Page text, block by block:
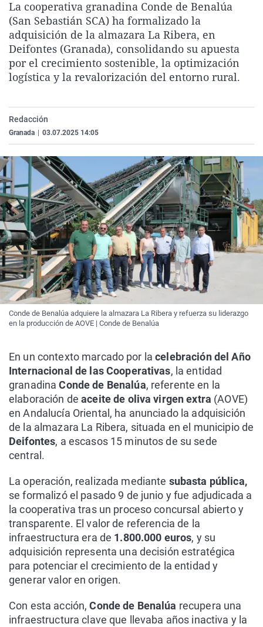
La rosa de los vientos
Gente viajera
Como el perro y el
Caso
Retornados
Equipo de
Operación Viuda
Extremadura
Galicia
La Rioja
Navarra
Virales
Televisión
Elecciones
La cooperativa granadina Conde de Benalúa
(San Sebastián SCA) ha formalizado la
adquisición de la almazara La Ribera, en
Deifontes (Granada), consolidando su apuesta
por el crecimiento sostenible, la optimización
logística y la revalorización del entorno rural.
Redacción
Granada 03.07.2025 14:05
Conde de Benalúa adquiere la almazara La Ribera y refuerza su liderazgo
en la producción de AOVE | Conde de Benalúa
En un contexto marcado por lacelebración del Año
Internacional de las Cooperativas, la entidad
granadinaConde de Benalúa, referente en la
elaboración deaceite de oliva virgen extra (AOVE)
en Andalucía Oriental, ha anunciado la adquisición
de la almazara La Ribera, situada en el municipio de
Deifontes, a escasos 15 minutos de su sede
central.
La operación, realizada mediante subasta pública,
se formalizó el pasado 9 de junio y fue adjudicada a
la cooperativa tras un proceso concursal abierto y
transparente. El valor de referencia de la
infraestructura era de 1.800.000 euros, y su
adquisición representa una decisión estratégica
para potenciar el crecimiento de la entidad y
generar valor en origen.
Con esta acción,Conde de Benalúa recupera una
infraestructura clave que llevaba años inactiva y la